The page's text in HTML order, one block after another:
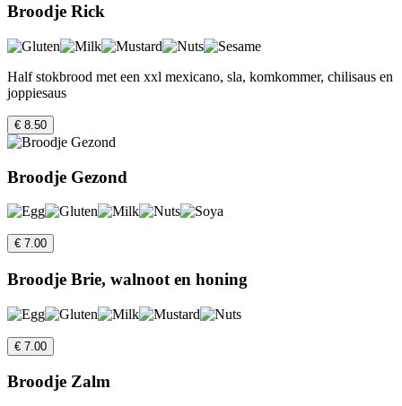
Broodje Rick
Half stokbrood met een xxl mexicano, sla, komkommer, chilisaus en
joppiesaus
€ 8.50
Broodje Gezond
€ 7.00
Broodje Brie, walnoot en honing
€ 7.00
Broodje Zalm